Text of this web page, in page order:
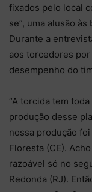
fixados pelo local
se”, uma alusão
Durante a
aos torcedores
desempenho do
“A torcida tem
produção desse
nossa produção
Floresta (CE).
razoável só no
Redonda (RJ).